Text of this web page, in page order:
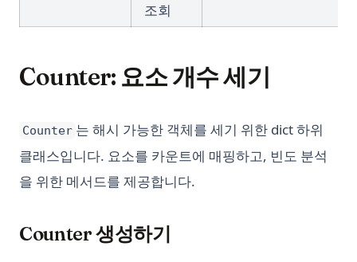
조회
Counter: 요소 개수 세기
Counter 는 해시 가능한 객체를 세기 위한 dict 하위
클래스입니다. 요소를 카운트에 매핑하고, 빈도 분석
을 위한 메서드를 제공합니다.
Counter 생성하기